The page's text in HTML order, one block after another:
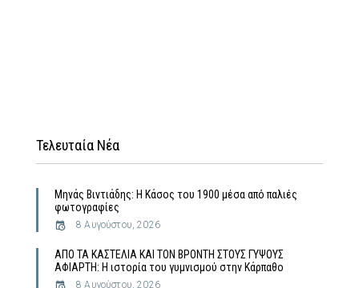
Τελευταία Νέα
Μηνάς Βιντιάδης: Η Κάσος του 1900 μέσα από παλιές
φωτογραφίες
8 Αυγούστου, 2026
ΑΠΟ ΤΑ ΚΑΣΤΕΛΙΑ ΚΑΙ ΤΟΝ ΒΡΟΝΤΗ ΣΤΟΥΣ ΓΥΨΟΥΣ
ΑΦΙΑΡΤΗ: Η ιστορία του γυμνισμού στην Κάρπαθο
8 Αυγούστου, 2026